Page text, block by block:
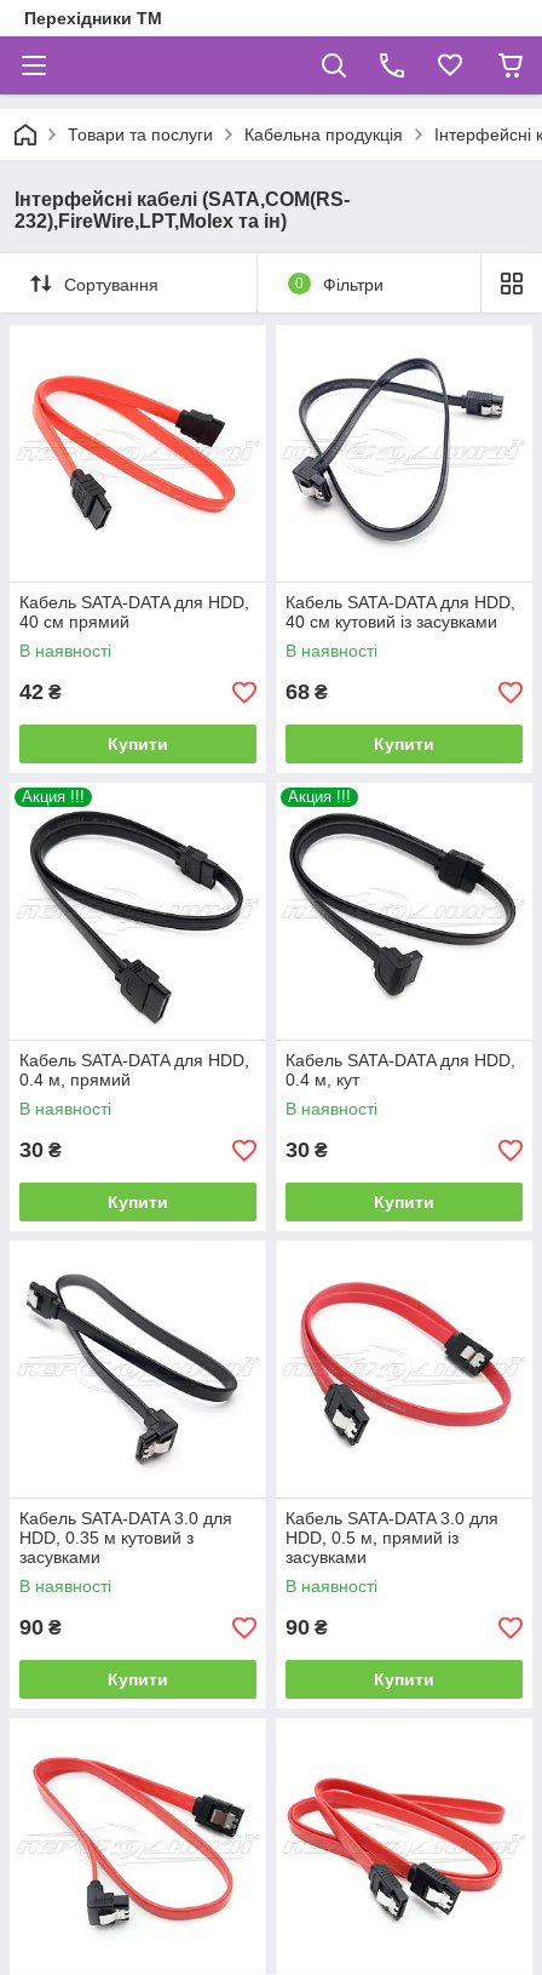
Перехідники ТМ
Товари та послуги Кабельна продукція Інтерфейсні
Інтерфейсні кабелі (SATA,COM(RS-
232),FireWire,LPT,Molex та ін)
Сортування 0 Фільтри
Кабель SATA-DATA для HDD,
40 см прямий
В наявності
42 ₴
Купити
Кабель SATA-DATA для HDD,
40 см кутовий із засувками
В наявності
68 ₴
Купити
Акция !!!
Кабель SATA-DATA для HDD,
0.4 м, прямий
В наявності
30 ₴
Купити
Акция !!!
Кабель SATA-DATA для HDD,
0.4 м, кут
В наявності
30 ₴
Купити
Кабель SATA-DATA 3.0 для
HDD, 0.35 м кутовий з
засувками
В наявності
90 ₴
Купити
Кабель SATA-DATA 3.0 для
HDD, 0.5 м, прямий із
засувками
В наявності
90 ₴
Купити